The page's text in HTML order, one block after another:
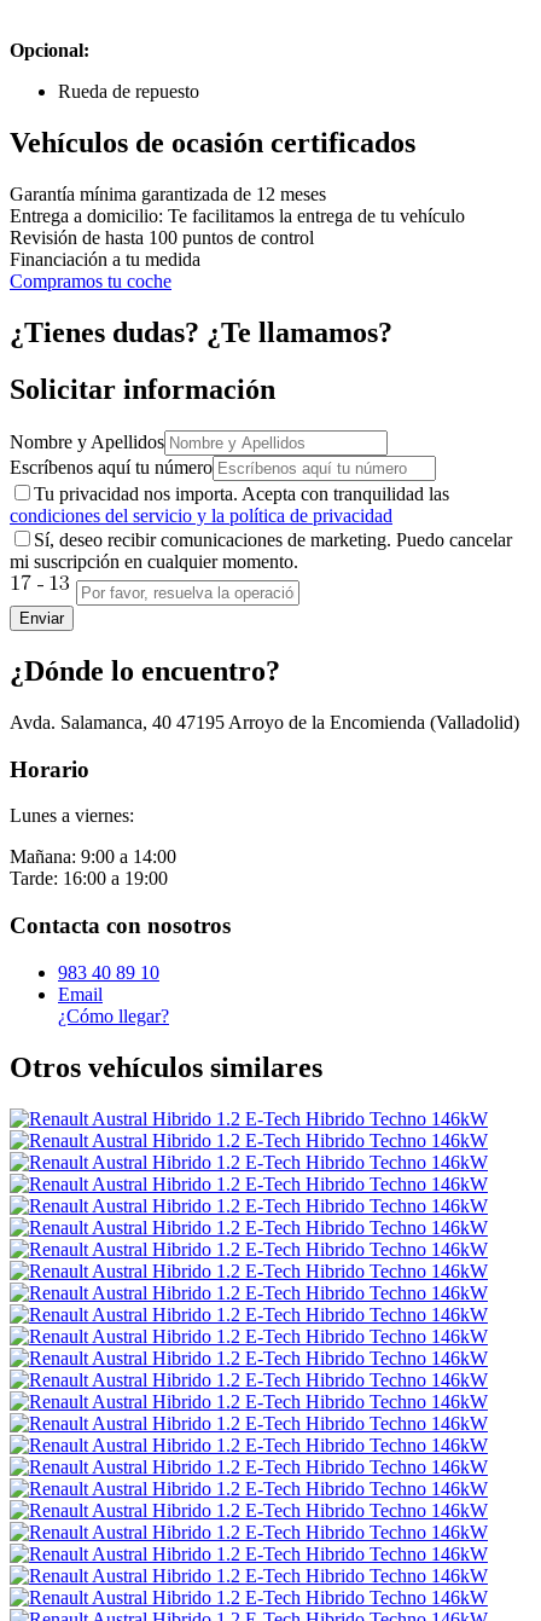
Opcional:
Rueda de repuesto
Vehículos de ocasión certificados
Garantía mínima garantizada de 12 meses
Entrega a domicilio: Te facilitamos la entrega de tu vehículo
Revisión de hasta 100 puntos de control
Financiación a tu medida
Compramos tu coche
¿Tienes dudas? ¿Te llamamos?
Solicitar información
Nombre y Apellidos
Escríbenos aquí tu número
Tu privacidad nos importa. Acepta con tranquilidad las
condiciones del servicio y la política de privacidad
Sí, deseo recibir comunicaciones de marketing. Puedo cancelar
mi suscripción en cualquier momento.
Enviar
¿Dónde lo encuentro?
Avda. Salamanca, 40 47195 Arroyo de la Encomienda (Valladolid)
Horario
Lunes a viernes:
Mañana: 9:00 a 14:00
Tarde: 16:00 a 19:00
Contacta con nosotros
983 40 89 10
Email
¿Cómo llegar?
Otros vehículos similares